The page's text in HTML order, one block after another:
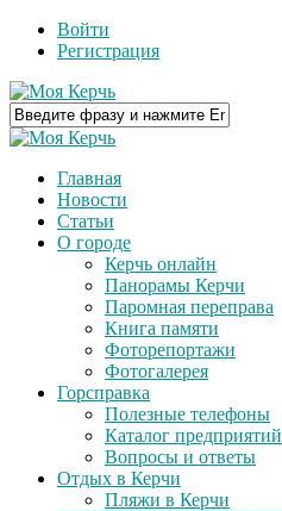
Войти
Регистрация
Главная
Новости
Статьи
О городе
Керчь онлайн
Панорамы Керчи
Паромная переправа
Книга памяти
Фоторепортажи
Фотогалерея
Горсправка
Полезные телефоны
Каталог предприятий
Вопросы и ответы
Отдых в Керчи
Пляжи в Керчи